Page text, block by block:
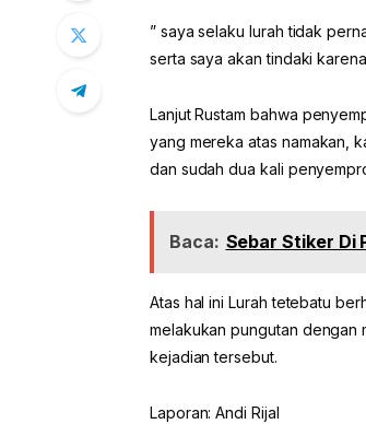
” saya selaku lurah tidak
serta saya akan tindaki
Lanjut Rustam bahwa
yang mereka atas namakan,
dan sudah dua kali
Baca: Sebar Stiker Di
Atas hal ini Lurah tetebatu
melakukan pungutan dengan
kejadian tersebut.
Laporan: Andi Rijal